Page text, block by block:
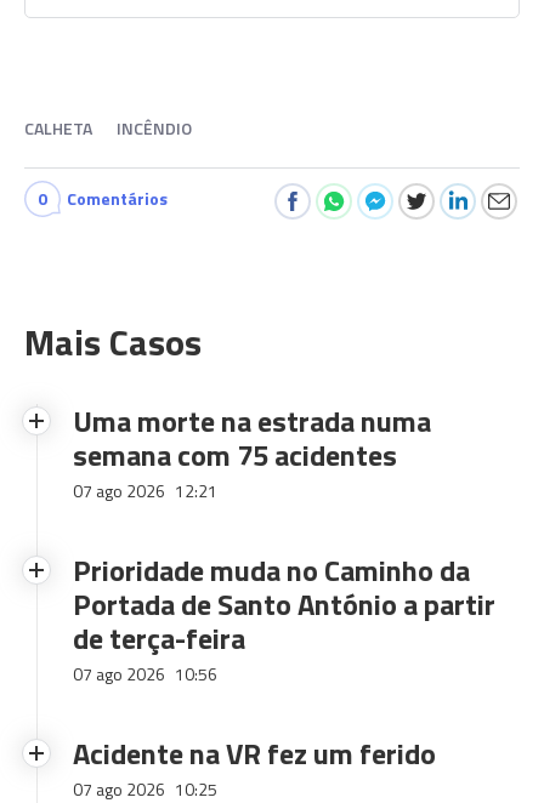
CALHETA INCÊNDIO
0 Comentários
Mais Casos
Uma morte na estrada numa
semana com 75 acidentes
07 ago 2026 12:21
Prioridade muda no Caminho da
Portada de Santo António a partir
de terça-feira
07 ago 2026 10:56
Acidente na VR fez um ferido
07 ago 2026 10:25